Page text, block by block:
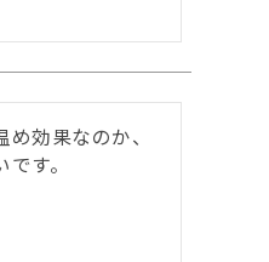
効果なのか、
す。